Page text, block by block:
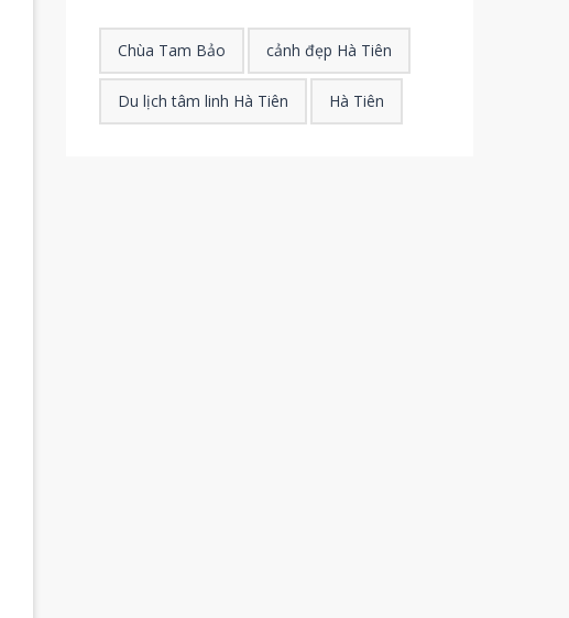
Chùa Tam Bảo cảnh đẹp Hà Tiên
Du lịch tâm linh Hà Tiên Hà Tiên